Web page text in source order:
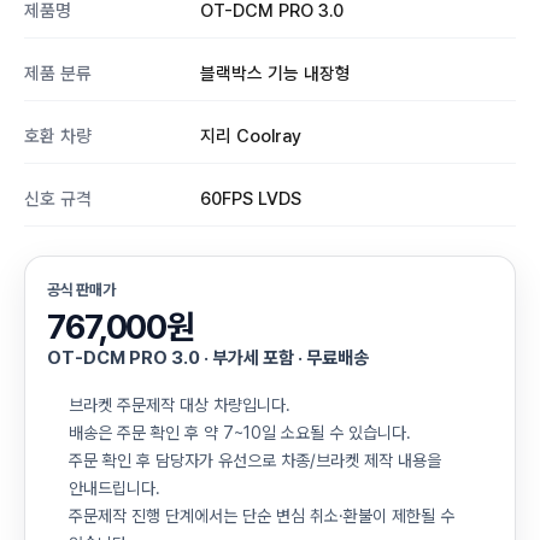
제품명 OT-DCM PRO 3.0
제품 분류 블랙박스 기능 내장형
호환 차량 지리 Coolray
신호 규격 60FPS LVDS
공식 판매가
767,000원
OT-DCM PRO 3.0 · 부가세 포함 · 무료배송
브라켓 주문제작 대상 차량입니다.
배송은 주문 확인 후 약 7~10일 소요될 수 있습니다.
주문 확인 후 담당자가 유선으로 차종/브라켓 제작 내용을
안내드립니다.
주문제작 진행 단계에서는 단순 변심 취소·환불이 제한될 수